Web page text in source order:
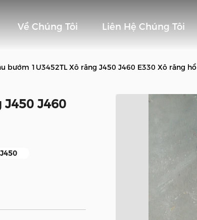
Về Chúng Tôi Liên Hệ Chúng Tôi
bướm 1U3452TL Xô răng J450 J460 E330 Xô răng hổ
J450 J460